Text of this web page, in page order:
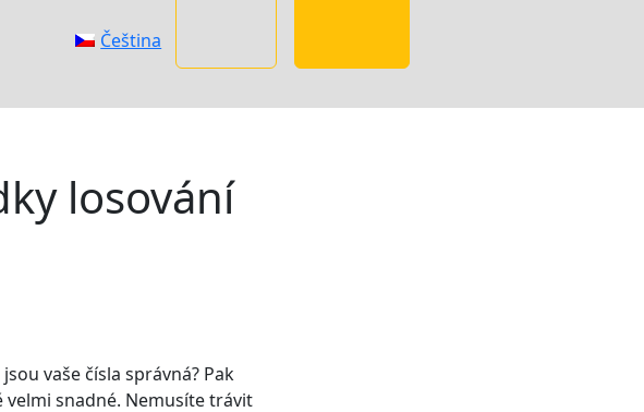
Čeština
losování
vaše čísla správná? Pak
snadné. Nemusíte trávit